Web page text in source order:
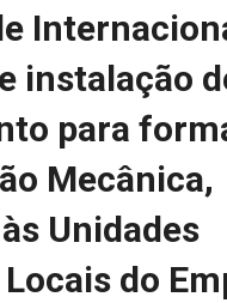
instalação
para
Mecânica,
Unidades
do